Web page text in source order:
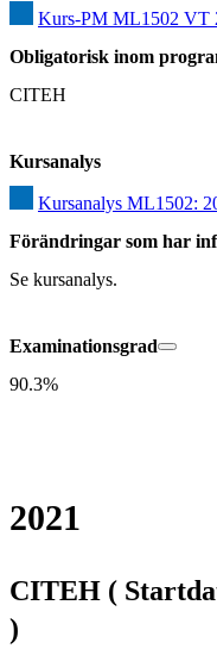
Kurs-PM ML1502 VT
Obligatorisk inom
CITEH
Kursanalys
Kursanalys ML1502:
Förändringar som har
Se kursanalys.
Examinationsgrad
90.3%
2021
CITEH (
)